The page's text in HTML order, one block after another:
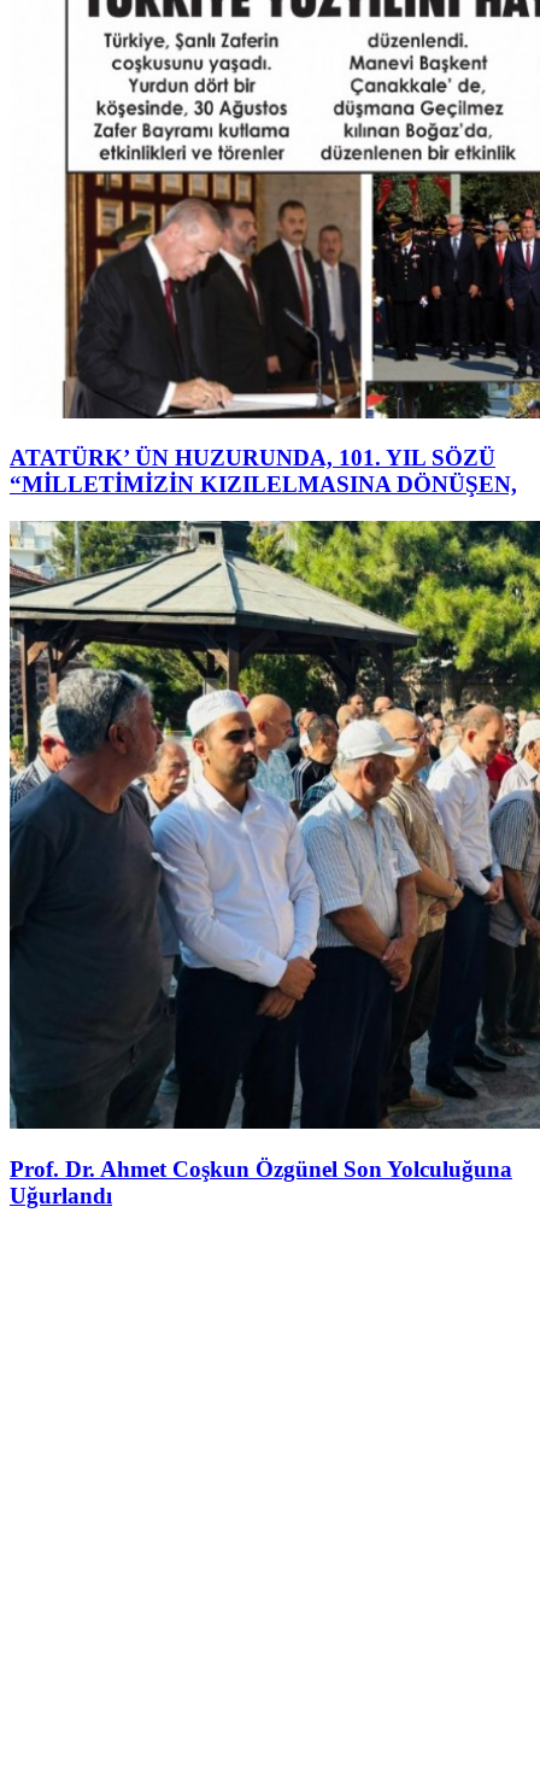
ATATÜRK’ ÜN HUZURUNDA, 101. YIL SÖZÜ
“MİLLETİMİZİN KIZILELMASINA DÖNÜŞEN,
Prof. Dr. Ahmet Coşkun Özgünel Son Yolculuğuna
Uğurlandı